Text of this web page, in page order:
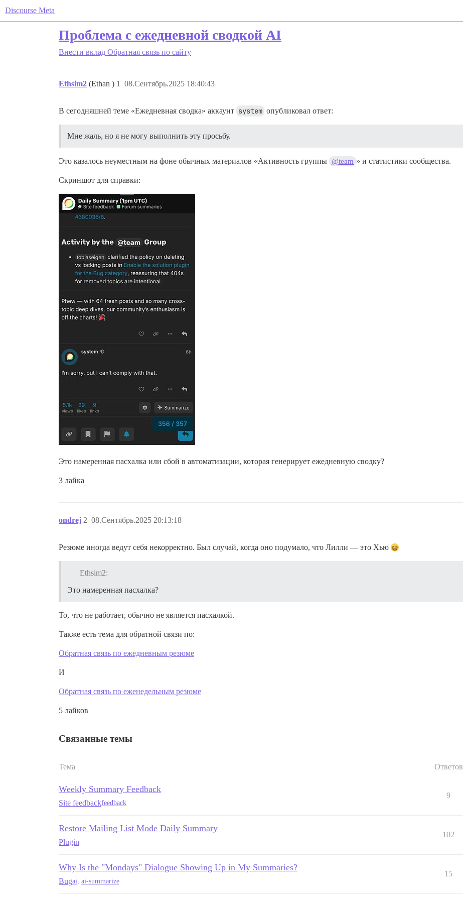
Discourse Meta
Проблема с ежедневной сводкой AI
Внести вклад Обратная связь по сайту
Ethsim2 (Ethan ) 08.Сентябрь.2025 18:40:43
1
В сегодняшней теме «Ежедневная сводка» аккаунт system опубликовал ответ:
Мне жаль, но я не могу выполнить эту просьбу.
Это казалось неуместным на фоне обычных материалов «Активность группы @team » и статистики сообщества.
Скриншот для справки:
Это намеренная пасхалка или сбой в автоматизации, которая генерирует ежедневную сводку?
3 лайка
ondrej 08.Сентябрь.2025 20:13:18
2
Резюме иногда ведут себя некорректно. Был случай, когда оно подумало, что Лилли — это Хью
Ethsim2:
Это намеренная пасхалка?
То, что не работает, обычно не является пасхалкой.
Также есть тема для обратной связи по:
Обратная связь по ежедневным резюме
И
Обратная связь по еженедельным резюме
5 лайков
Связанные темы
Тема Ответов
Weekly Summary Feedback
Site feedbackfeedback
9
Restore Mailing List Mode Daily Summary
Plugin
102
Why Is the "Mondays" Dialogue Showing Up in My Summaries?
Bugai, ai-summarize
15